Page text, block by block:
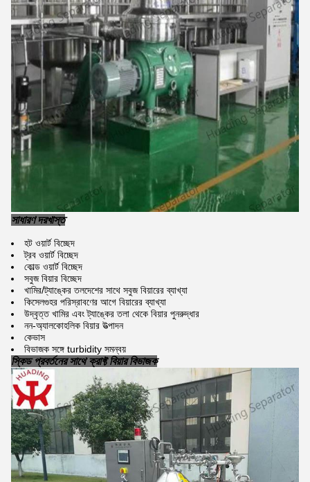
সাধারণ দরখাস্ত
হট ওয়ার্ট বিচ্ছেদ
ট্রব ওয়ার্ট বিচ্ছেদ
কোল্ড ওয়ার্ট বিচ্ছেদ
সবুজ বিয়ার বিচ্ছেদ
খামির/ট্যাঙ্কের তলদেশের সাথে সবুজ বিয়ারের ব্যাখ্যা
কিসেলগুহর পরিস্রাবণের আগে বিয়ারের ব্যাখ্যা
উদ্বৃত্ত খামির এবং ট্যাঙ্কের তলা থেকে বিয়ার পুনরুদ্ধার
নন-অ্যালকোহলিক বিয়ার উত্পাদন
কেভাস
বিভাজক সঙ্গে turbidity সমন্বয়
স্কিড প্রবর্তনের সাথে ক্রাফ্ট বিয়ার বিভাজক